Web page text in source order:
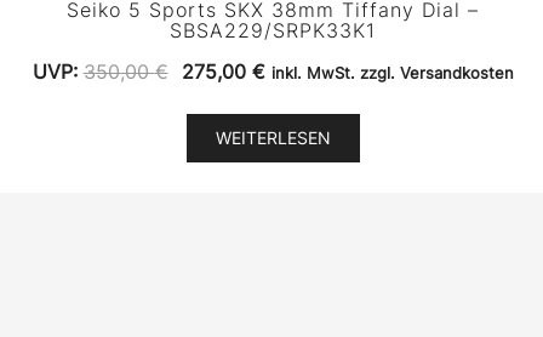
Seiko 5 Sports SKX 38mm Tiffany Dial –
SBSA229/SRPK33K1
UVP: 350,00€
Ursprünglicher
war:
350,00 €
275,00 €Aktueller
ist:
275,00 €.
inkl. MwSt. zzgl. Versandkosten
WEITERLESEN